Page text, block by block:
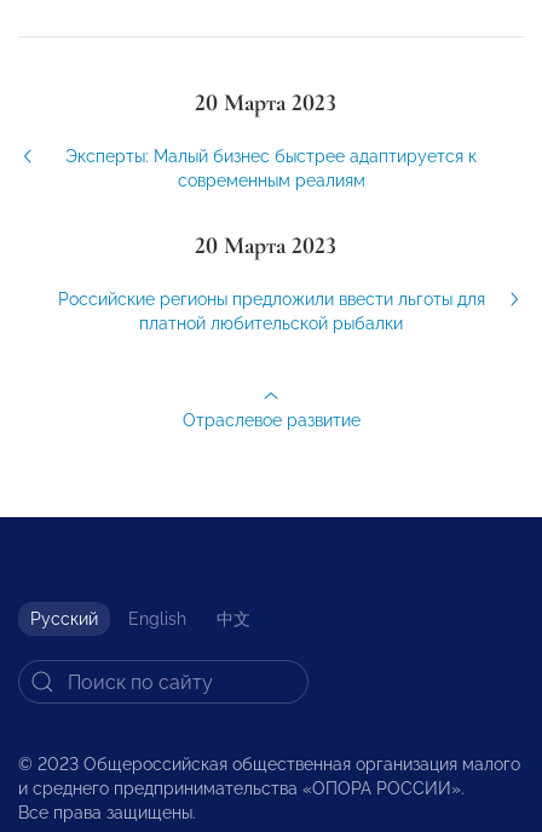
20 Марта 2023
Эксперты: Малый бизнес быстрее адаптируется к
современным реалиям
20 Марта 2023
Российские регионы предложили ввести льготы для
платной любительской рыбалки
Отраслевое развитие
Русский English 中文
© 2023 Общероссийская общественная организация малого
и среднего предпринимательства «ОПОРА РОССИИ».
Все права защищены.